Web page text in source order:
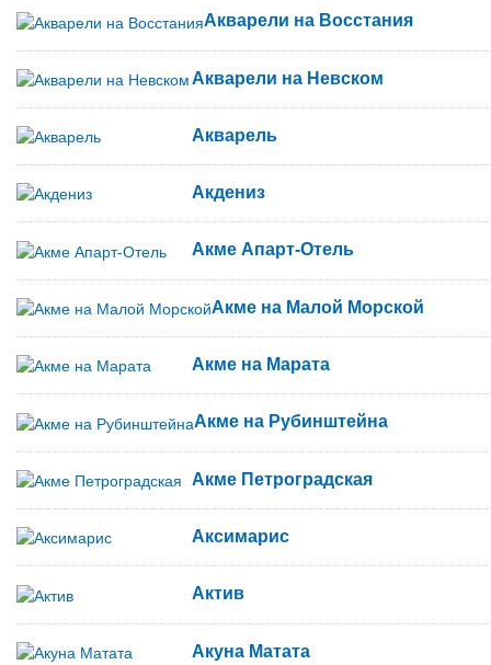
Акварели на Восстания
Акварели на Невском
Акварель
Акдениз
Акме Апарт-Отель
Акме на Малой Морской
Акме на Марата
Акме на Рубинштейна
Акме Петроградская
Аксимарис
Актив
Акуна Матата